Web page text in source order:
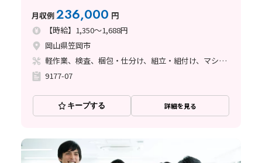
月収例236,000 円
【時給】1,350～1,688円
岡山県笠岡市
軽作業、検査、梱包・仕分け、組立・組付け、マシンオペレーター、ハンダ付け
9177-07
キープする 詳細を見る